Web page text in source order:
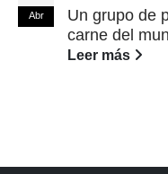
Abr
Un grupo de
carne del
Leer más